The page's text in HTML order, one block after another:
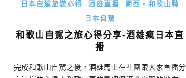
日本自駕旅遊心得 酒雄直播
關西・和歌山縣
日本自駕
和歌山自駕之旅心得分享-酒雄瘋日本直
播
完成和歌山自駕之後，酒雄馬上在社團跟大家直播分